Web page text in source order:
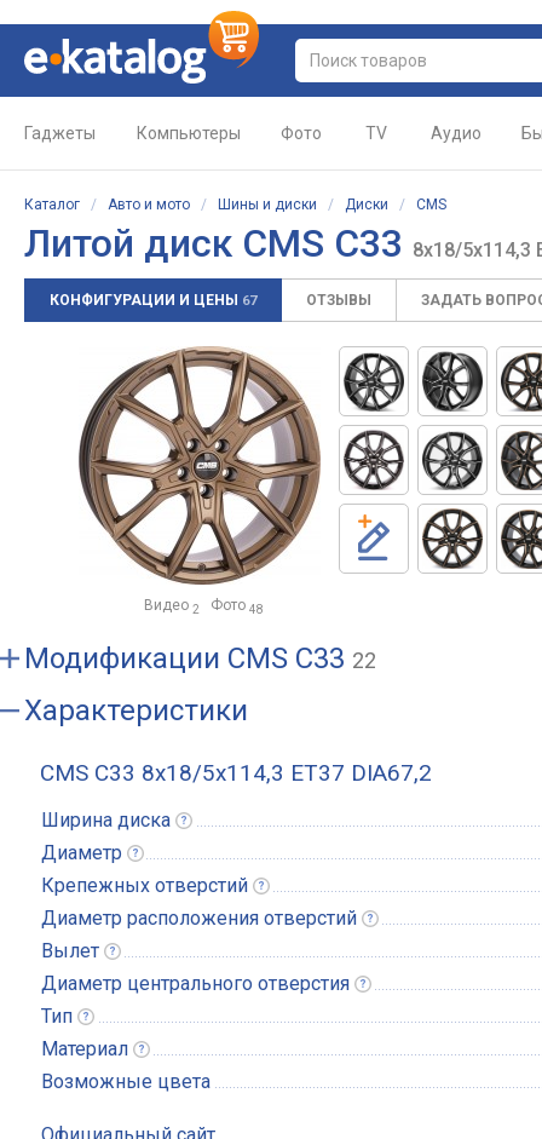
Гаджеты Компьютеры Фото TV Аудио
Каталог / Авто и мото / Шины и диски / Диски / CMS
Литой диск CMS C33 8x18/5x114,3
КОНФИГУРАЦИИ И ЦЕНЫ 67 ОТЗЫВЫ ЗАДАТЬ
Видео 2 Фото 48
Модификации CMS C33 22
Характеристики
CMS C33 8x18/5x114,3 ET37 DIA67,2
Ширина диска
Диаметр
Крепежных отверстий
Диаметр расположения отверстий
Вылет
Диаметр центрального отверстия
Тип
Материал
Возможные цвета